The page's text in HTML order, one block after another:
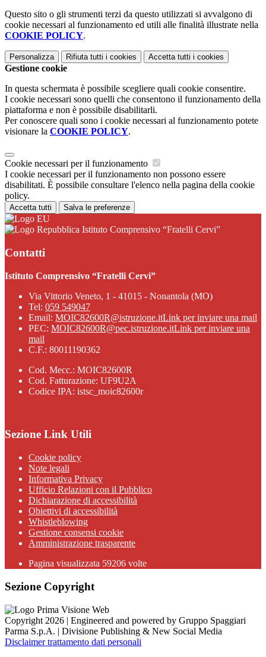
Questo sito o gli strumenti terzi da questo utilizzati si avvalgono di
cookie necessari al funzionamento ed utili alle finalità illustrate nella
COOKIE POLICY.
Personalizza Rifiuta tutti i cookies Accetta tutti i cookies
Gestione cookie
In questa schermata è possibile scegliere quali cookie consentire.
I cookie necessari sono quelli che consentono il funzionamento della
piattaforma e non è possibile disabilitarli.
Per conoscere quali sono i cookie necessari al funzionamento potete
visionare la COOKIE POLICY.
Cookie necessari per il funzionamento
I cookie necessari per il funzionamento non possono essere
disabilitati. È possibile consultare l'elenco nella pagina della cookie
policy.
Accetta tutti Salva le preferenze
Istituto Comprensivo “Fratelli Cervi”
Contatti
Istituto Comprensivo “Fratelli Cervi”
Via Vittorio Veneto, 1 - 41015 - Nonantola (MO)
Tel: 059 549047
Email: MOIC82600R@istruzione.itLink per inviare una mail
PEC: MOIC82600R@pec.istruzione.itLink per inviare una
mail
C.F.: 80011190362
Cod. Mecc.: MOIC82600R
Cod. Fatturazione: UF9U2A
Codice IPA: istsc_moic82600r
Sezione Link Utili
Cookie policy
Note legali
Informativa Privacy
Ufficio Relazioni con il Pubblico
Dichiarazione di accessibilità
Obiettivi di accessibilità
Whistleblowing
Gestione consensi cookie
Amministrazione trasparente
Pagina visualizzata 59206 volte
Sezione Copyright
Copyright 2026 | Engineered and powered by Gruppo Spaggiari
Parma S.p.A. | Divisione Publishing & New Social Media
Disclaimer trattamento dati personali